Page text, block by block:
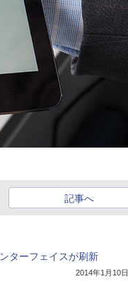
記事へ
ターフェイスが刷新
2014年1月10日